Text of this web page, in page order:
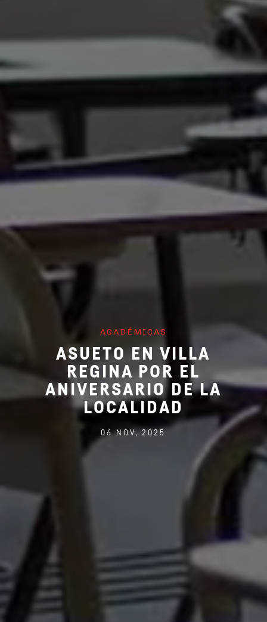
ACADÉMICAS
ASUETO EN VILLA
REGINA POR EL
ANIVERSARIO DE LA
LOCALIDAD
06 NOV, 2025